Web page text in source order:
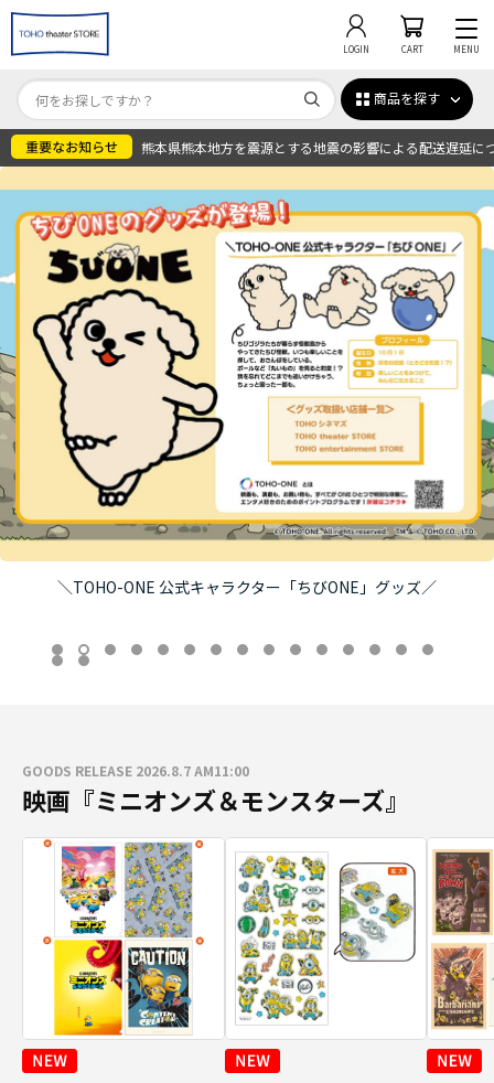
LOGIN CART MENU
商品を探す
熊本県熊本地方を震源とする地震の影響による配送遅延に
＼TOHO-ONE 公式キャラクター「ちびONE」グッズ／
GOODS RELEASE 2026.8.7 AM11:00
映画『ミニオンズ＆モンスターズ』